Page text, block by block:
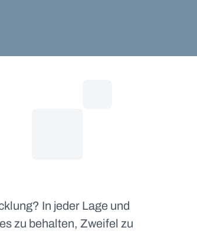
In jeder Lage und
zu behalten, Zweifel zu